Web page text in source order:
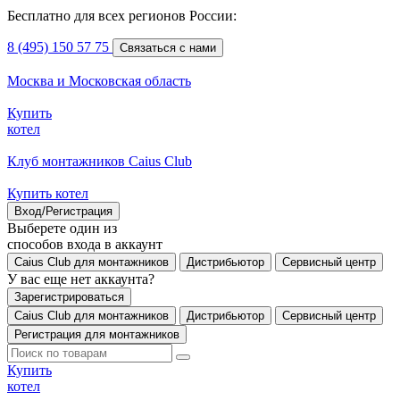
Бесплатно для всех регионов России:
8 (495) 150 57 75 Связаться с нами
Москва и Московская область
Купить
котел
Клуб монтажников Caius Club
Купить котел
Вход/Регистрация
Выберете один из
способов входа в аккаунт
Caius Club для монтажников Дистрибьютор Сервисный центр
У вас еще нет аккаунта?
Зарегистрироваться
Caius Club для монтажников
Дистрибьютор
Сервисный центр
Регистрация для монтажников
Купить
котел